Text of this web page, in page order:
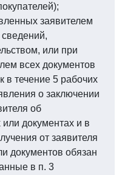
заявителем
или при
всех документов
в течение 5 рабочих
о заключении
об
документах и в
от заявителя
документов обязан
в п. 3